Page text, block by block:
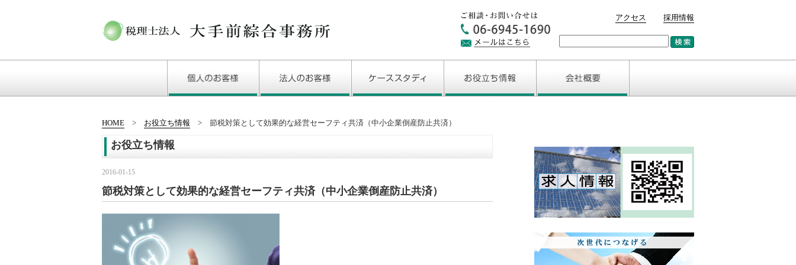
アクセス 採用情報
HOME お役立ち情報 節税対策として効果的な経営セーフティ共済（中小企業倒産防止共済）
お役立ち情報
2016-01-15
節税対策として効果的な経営セーフティ共済（中小企業倒産防止共済）